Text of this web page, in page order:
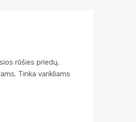
rūšies priedų,
Tinka varikliams